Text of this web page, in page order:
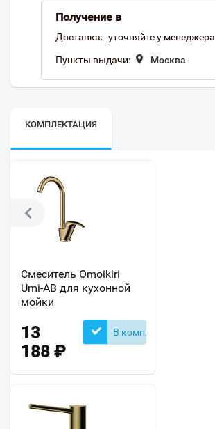
Получение в
Доставка: уточняйте у менеджера
Пункты выдачи: Москва
КОМПЛЕКТАЦИЯ
Смеситель Omoikiri
Umi-AB для кухонной
мойки
13
188 ₽
В комплекте